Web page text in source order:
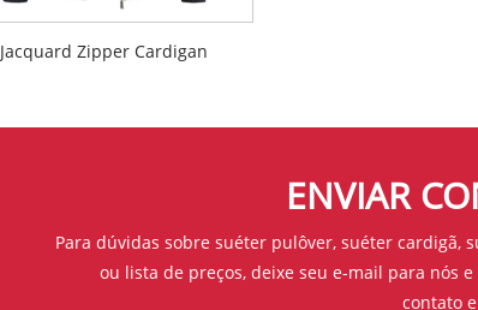
Jacquard Zipper Cardigan
ENVIAR
Para dúvidas sobre suéter pulôver, suéter cardigã,
ou lista de preços, deixe seu e-mail para nós
contato